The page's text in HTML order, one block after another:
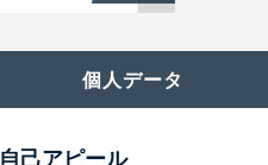
個人データ
自己アピール